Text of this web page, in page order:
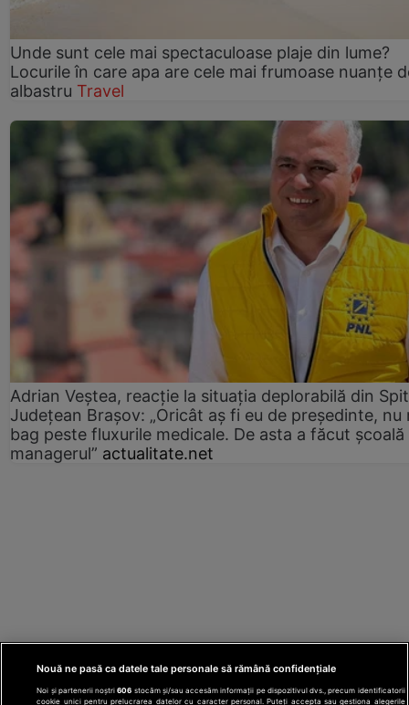
Unde sunt cele mai spectaculoase plaje din lume?
Locurile în care apa are cele mai frumoase nuanțe
albastru Travel
Adrian Veștea, reacție la situația deplorabilă din
Județean Brașov: „Oricât aș fi eu de președinte, nu
bag peste fluxurile medicale. De asta a făcut școală
managerul” actualitate.net
Nouă ne pasă ca datele tale personale să rămână confidențiale
Noi și partenerii noștri606 stocăm și/sau accesăm informații pe dispozitivul dvs., precum identificatorii
cookie unici pentru prelucrarea datelor cu caracter personal. Puteți accepta sau gestiona alegerile